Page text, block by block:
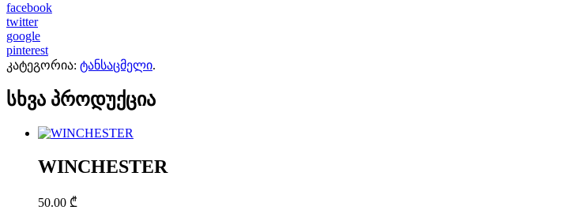
facebook
twitter
google
pinterest
კატეგორია: ტანსაცმელი.
სხვა პროდუქცია
WINCHESTER
50.00 ₾